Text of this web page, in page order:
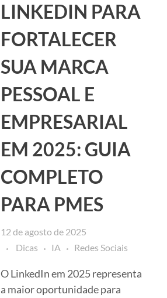
LINKEDIN PARA
FORTALECER
SUA MARCA
PESSOAL E
EMPRESARIAL
EM 2025: GUIA
COMPLETO
PARA PMES
12 de agosto de 2025
Dicas
IA Redes Sociais
O LinkedIn em 2025 representa
a maior oportunidade para